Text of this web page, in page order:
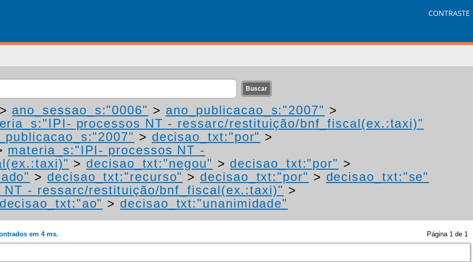
CONTRASTE
> ano_sessao_s:"0006" > ano_publicacao_s:"2007" >
processos NT - ressarc/restituição/bnf_fiscal(ex.:taxi)"
> decisao_txt:"por" >
materia_s:"IPI- processos NT -
> decisao_txt:"negou" > decisao_txt:"por" >
> decisao_txt:"recurso" > decisao_txt:"por" > decisao_txt:"se"
- ressarc/restituição/bnf_fiscal(ex.:taxi)" >
decisao_txt:"ao" > decisao_txt:"unanimidade"
em 4 ms. Página 1 de 1